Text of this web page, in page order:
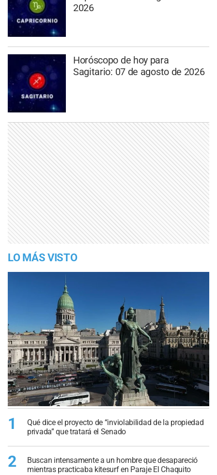
2026
Horóscopo de hoy para
Sagitario: 07 de agosto de 2026
LO MÁS VISTO
1
Qué dice el proyecto de “inviolabilidad de la propiedad
privada” que tratará el Senado
2
Buscan intensamente a un hombre que desapareció
mientras practicaba kitesurf en Paraje El Chaquito